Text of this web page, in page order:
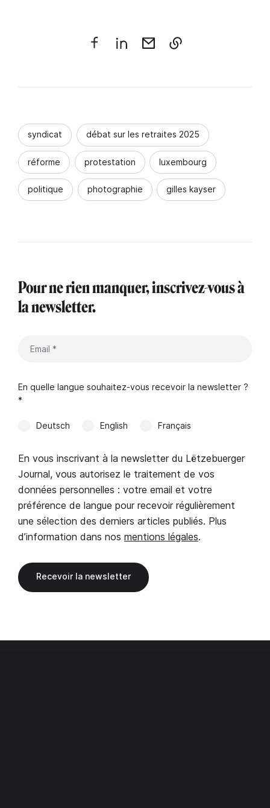
syndicat débat sur les retraites 2025
réforme protestation luxembourg
politique photographie gilles kayser
Pour ne rien manquer, inscrivez-vous à
la newsletter.
En quelle langue souhaitez-vous recevoir la newsletter ?
*
Deutsch English Français
En vous inscrivant à la newsletter du Lëtzebuerger
Journal, vous autorisez le traitement de vos
données personnelles : votre email et votre
préférence de langue pour recevoir régulièrement
une sélection des derniers articles publiés. Plus
d’information dans nos mentions légales.